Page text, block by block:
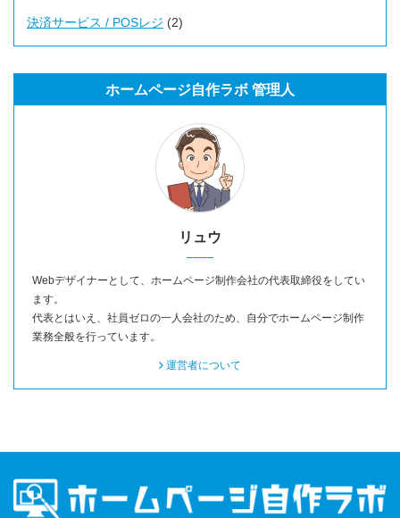
決済サービス / POSレジ (2)
ホームページ自作ラボ 管理人
リュウ
Webデザイナーとして、ホームページ制作会社の代表取締役をしてい
ます。
代表とはいえ、社員ゼロの一人会社のため、自分でホームページ制作
業務全般を行っています。
運営者について